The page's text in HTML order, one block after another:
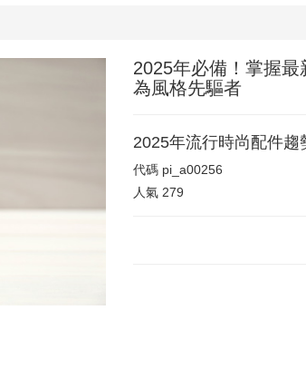
2025年必備！掌握
為風格先驅者
2025年流行時尚配件趨
代碼 pi_a00256
人氣 279